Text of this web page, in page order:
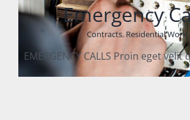
Emergency
Contracts, Residential Work
EMERGENCY CALLS Proin eget